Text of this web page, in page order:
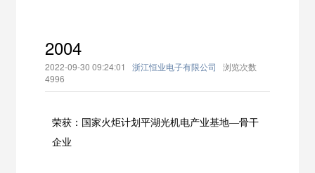
2004
2022-09-30 09:24:01 浙江恒业电子有限公司
浏览次数
4996
荣获：国家火炬计划平湖光机电产业基地—骨干
企业